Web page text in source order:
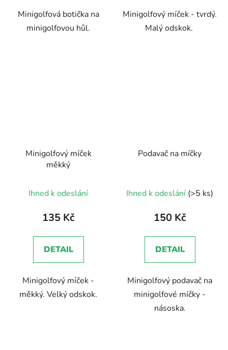
Minigolfová botička na
minigolfovou hůl.
hvězdiček.
Minigolfový míček - tvrdý.
Malý odskok.
Minigolfový míček
měkký
hodnocení
produktu
5,0
z
hvězdiček.
Ihned k odeslání
135 Kč
DETAIL
Minigolfový míček -
měkký. Velký odskok.
Podavač na míčky
Ihned k odeslání (>5 ks)
150 Kč
DETAIL
Minigolfový podavač na
minigolfové míčky -
násoska.